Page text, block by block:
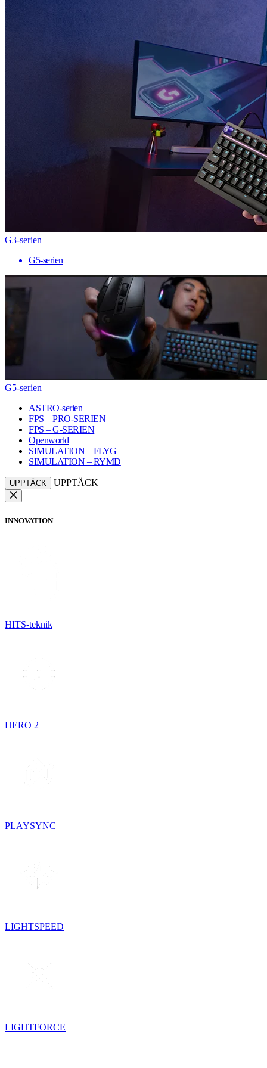
G3-serien
G5-serien
G5-serien
ASTRO-serien
FPS – PRO-SERIEN
FPS – G-SERIEN
Openworld
SIMULATION – FLYG
SIMULATION – RYMD
UPPTÄCK UPPTÄCK
INNOVATION
HITS-teknik
HERO 2
PLAYSYNC
LIGHTSPEED
LIGHTFORCE